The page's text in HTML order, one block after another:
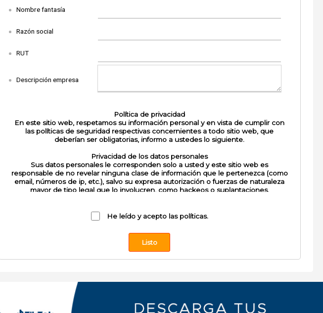
Nombre fantasía
Razón social
RUT
Descripción empresa
Política de privacidad
En este sitio web, respetamos su información personal y en vista de cumplir con
las políticas de seguridad respectivas concernientes a todo sitio web, que
deberían ser obligatorias, informo a ustedes lo siguiente.
Privacidad de los datos personales
Sus datos personales le corresponden solo a usted y este sitio web es
responsable de no revelar ninguna clase de información que le pertenezca (como
email, números de ip, etc.), salvo su expresa autorización o fuerzas de naturaleza
mayor de tipo legal que lo involucren, como hackeos o suplantaciones.
Las publicaciones a modo de artículos (también llamados posts) son
son responsabilidad de ellos mismos y en caso alguno viole las reglas mínimas de
respeto a los demás y a las buenas costumbres, éstos serían borrados por el
editor del blog, sin esperar su consentimiento.
su información y por el respeto a sus datos, de acuerdo con las limitaciones que
la actual Internet nos provee, siendo conscientes que no estamos excluídos de
sufrir algún ataque por parte de crackers o usuarios malintencionados que
ejerzan la delincuencia informática.
He leído y acepto las políticas.